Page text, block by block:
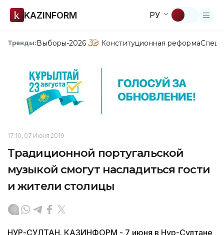
KAZINFORM РУ
Тренды:Выборы-2026 Конституционная реформа
17:10, 07 Июня 2019
Традиционной португальской
музыкой смогут насладиться гости
и жители столицы
НУР-СУЛТАН. КАЗИНФОРМ - 7 июня в Нур-Султане